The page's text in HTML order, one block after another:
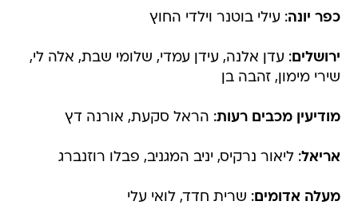
ירושלים: עדן אלנה, עידן עמדי, שלומי שבת, אלה לי,
מודיעין מכבים רעות
אריאל : ליאור נרקיס, יניב המגניב, פבלו רוזנברג
מעלה אדומים: שרית חדד, לואי עלי
בית שמש:קובי פרץ, ספיר סבן, סטפן